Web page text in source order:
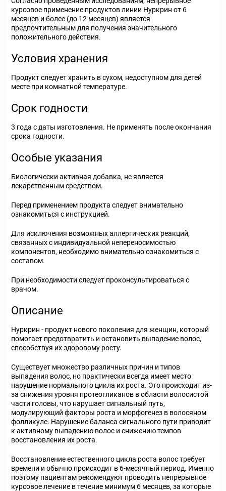
курсовое применение продуктов линии Нуркрин от 6
месяцев и более (до 12 месяцев) является
предпочтительным для получения значительного
положительного действия.
Условия хранения
Продукт следует хранить в сухом, недоступном для детей
месте при комнатной температуре.
Срок годности
3 года с даты изготовления. Не применять после окончания
срока годности.
Особые указания
Биологически активная добавка, не является
лекарственным средством.
Перед применением продукта следует внимательно
ознакомиться с инструкцией.
Для исключения возможных аллергических реакций,
связанных с индивидуальной непереносимостью
компонентов, необходимо внимательно ознакомиться с
составом.
При необходимости следует проконсультироваться с
врачом.
Описание
Нуркрин - продукт нового поколения для женщин, который
помогает предотвратить и остановить выпадение волос,
способствуя их здоровому росту.
Существует множество различных причин и типов
выпадения волос, но практически всегда имеет место
нарушение нормального цикла их роста. Это происходит из-
за снижения уровня протеогликанов в области волосистой
части головы, что нарушает сигнальный путь,
модулирующий факторы роста и морфогенез в волосяном
фолликуле. Нарушение баланса сигнального пути приводит
к активному выпадению волос и снижению темпов
восстановления их роста.
Восстановление естественного цикла роста волос требует
времени и обычно происходит в 6-месячный период. Именно
поэтому пациентам рекомендуют проводить непрерывное
курсовое лечение в течение минимум 6 месяцев, за которые